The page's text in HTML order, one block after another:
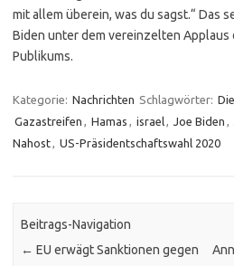
mit allem überein, was du sagst.“ Das
Biden unter dem vereinzelten
Publikums.
Kategorie: Nachrichten Schlagwörter:
Gazastreifen , Hamas , israel, Joe Biden ,
Nahost, US-Präsidentschaftswahl 2020
Beitrags-Navigation
← EU erwägt Sanktionen gegen